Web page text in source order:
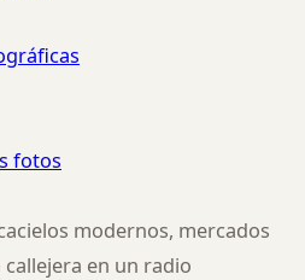
fotos
modernos, mercados
en un radio